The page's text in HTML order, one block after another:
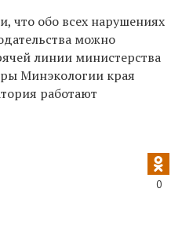
что обо всех нарушениях
можно
линии министерства
Минэкологии края
работают
0